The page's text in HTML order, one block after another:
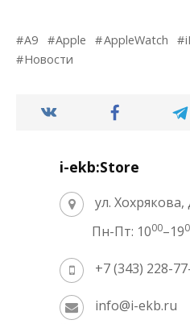
A9 Apple AppleWatch
Новости
i-ekb:Store
ул. Хохрякова,
Пн-Пт: 1000–19
+7 (343) 228-
info@i-ekb.ru